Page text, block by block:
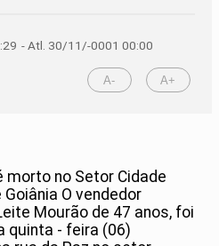
- Atl. 30/11/-0001 00:00
A- A+
morto no Setor Cidade
O vendedor
Mourão de 47 anos, foi
quinta - feira (06)